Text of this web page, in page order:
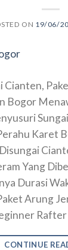
ON 19/06/
Cianten,
Bogor
Karet
Yang
Durasi
Arung
CONTINUE